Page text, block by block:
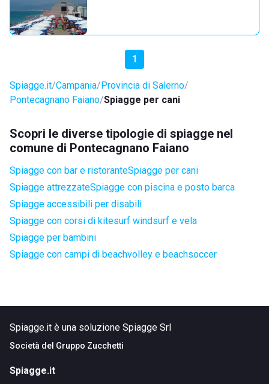
1
Spiagge.it Campania Provincia di Salerno
Pontecagnano Faiano Spiagge per cani
Scopri le diverse tipologie di spiagge nel
comune di Pontecagnano Faiano
Spiagge con bar e ristoranteSpiagge per cani
Spiagge attrezzateSpiagge con piscina e posto barca
Spiagge accessibili per disabili
Spiagge con corsi di kitesurf windsurf e vela
Spiagge per bambini
Spiagge con campi di beachvolley e beachsoccer
Spiagge.it è una soluzione Spiagge Srl
Società del Gruppo Zucchetti
Spiagge.it